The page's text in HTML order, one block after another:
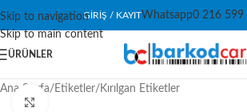
Skip to navigation
Skip to main content
GIRIŞ / KAYITWhatsapp0 216 599
ÜRÜNLER
Ana Sayfa/ Etiketler/ Kırılgan Etiketler